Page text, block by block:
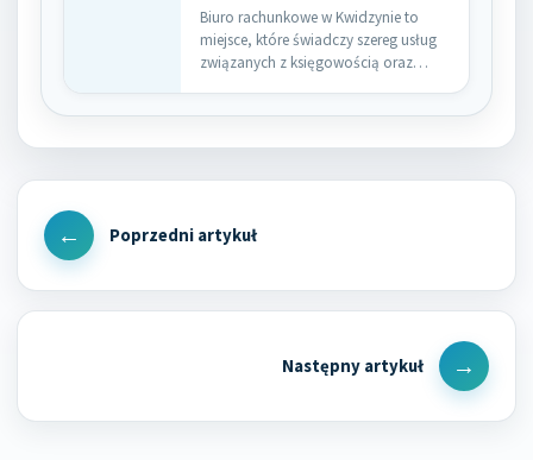
Biuro rachunkowe w Kwidzynie to
miejsce, które świadczy szereg usług
związanych z księgowością oraz
Nawigacja
wpisu
Previous
Next
Post